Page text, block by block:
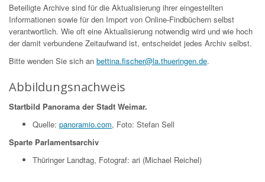
Beteiligte Archive sind für die Aktualisierung ihrer eingestellten
Informationen sowie für den Import von Online-Findbüchern selbst
verantwortlich. Wie oft eine Aktualisierung notwendig wird und wie hoch
der damit verbundene Zeitaufwand ist, entscheidet jedes Archiv selbst.
Bitte wenden Sie sich an bettina.fischer@la.thueringen.de.
Abbildungsnachweis
Startbild Panorama der Stadt Weimar.
Quelle: panoramio.com, Foto: Stefan Sell
Sparte Parlamentsarchiv
Thüringer Landtag, Fotograf: ari (Michael Reichel)